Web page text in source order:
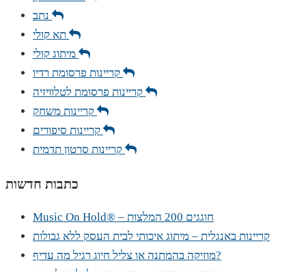
כתבות חדשות
Music On Hold® – חוגגים 200 המלצות
קריינות באנגלית – מיתוג איכותי לבית העסק ללא גבולות
מוזיקה בהמתנה או צליל חיוג רגיל מה עדיף?